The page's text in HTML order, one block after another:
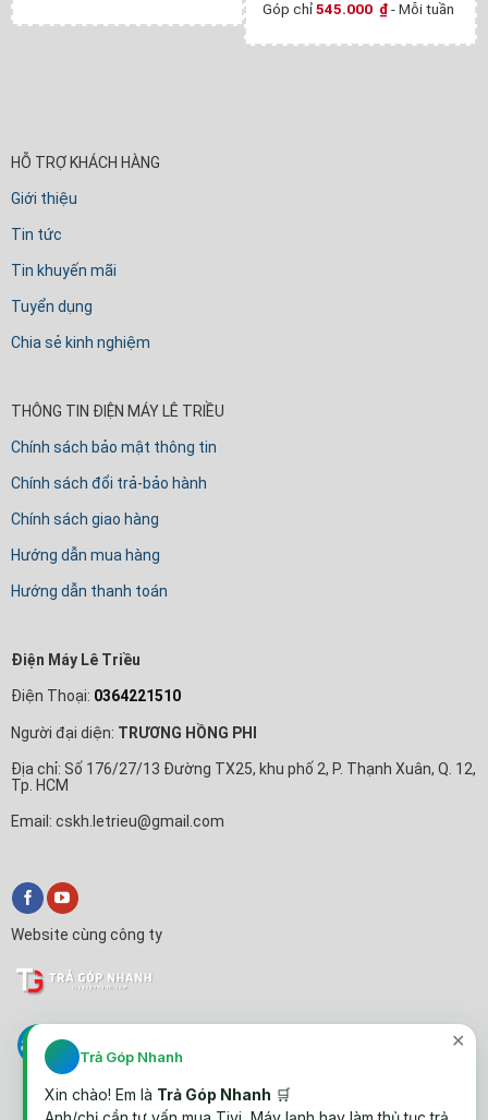
Góp chỉ545.000 ₫- Mỗi tuần
HỖ TRỢ KHÁCH HÀNG
Giới thiệu
Tin tức
Tin khuyến mãi
Tuyển dụng
Chia sẻ kinh nghiệm
THÔNG TIN ĐIỆN MÁY LÊ TRIỀU
Chính sách bảo mật thông tin
Chính sách đổi trả-bảo hành
Chính sách giao hàng
Hướng dẫn mua hàng
Hướng dẫn thanh toán
Điện Máy Lê Triều
Điện Thoại: 0364221510
Người đại diện: TRƯƠNG HỒNG PHI
Địa chỉ: Số 176/27/13 Đường TX25, khu phố 2, P. Thạnh Xuân, Q. 12,
Tp. HCM
Email: cskh.letrieu@gmail.com
Website cùng công ty
✕
Trả Góp Nhanh
Xin chào! Em là Trả Góp Nhanh 🛒